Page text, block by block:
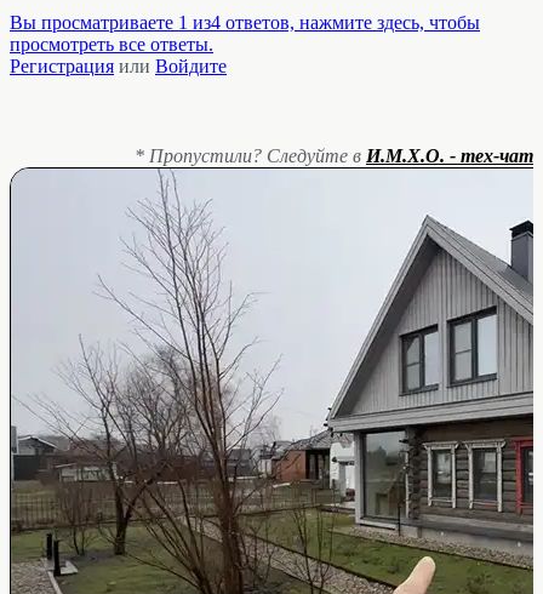
Вы просматриваете 1 из4 ответов, нажмите здесь, чтобы
просмотреть все ответы.
Регистрация или Войдите
* Пропустили? Следуйте в И.М.Х.О. - тех-чат